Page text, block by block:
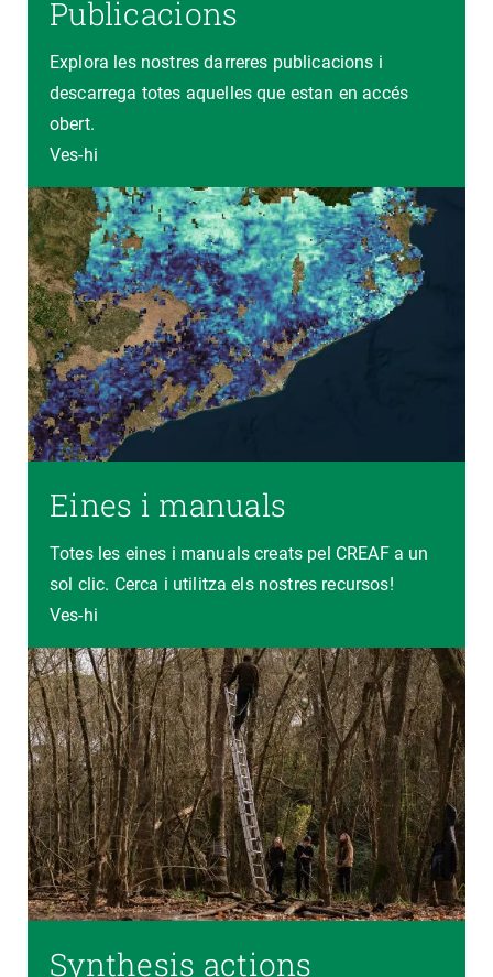
Publicacions
Explora les nostres darreres publicacions i
descarrega totes aquelles que estan en accés
obert.
Ves-hi
Eines i manuals
Totes les eines i manuals creats pel CREAF a un
sol clic. Cerca i utilitza els nostres recursos!
Ves-hi
Synthesis actions